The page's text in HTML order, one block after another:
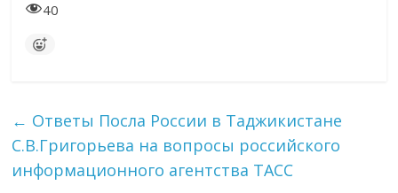
40
← Ответы Посла России в Таджикистане
С.В.Григорьева на вопросы российского
информационного агентства ТАСС